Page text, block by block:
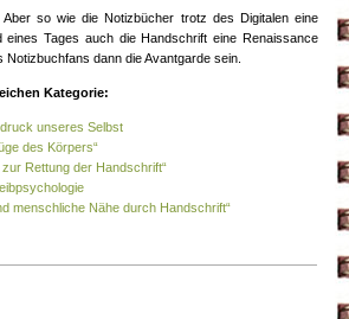
Aber so wie die Notizbücher trotz des Digitalen eine
eines Tages auch die Handschrift eine Renaissance
dann die Avantgarde sein.
Kategorie:
unseres Selbst
des Körpers“
Rettung der Handschrift“
menschliche Nähe durch Handschrift“